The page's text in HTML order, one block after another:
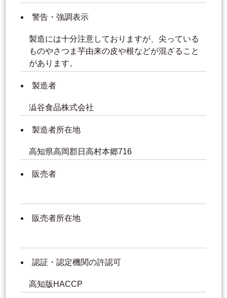
警告・強調表示
製造には十分注意しておりますが、尖っている
ものやさつま芋由来の皮や根などが混ざること
があります。
製造者
澁谷食品株式会社
製造者所在地
高知県高岡郡日高村本郷716
販売者
販売者所在地
認証・認定機関の許認可
高知版HACCP